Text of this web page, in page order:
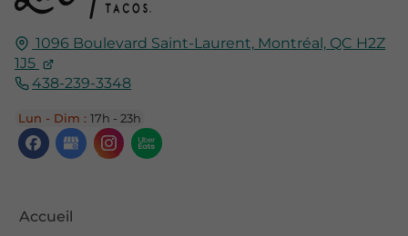
1096 Boulevard Saint-Laurent, Montréal, QC H2Z
1J5
438-239-3348
Lun - Dim :17h - 23h
Accueil